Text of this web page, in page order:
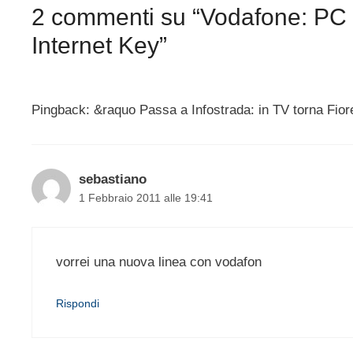
2 commenti su “Vodafone:
Internet Key”
Pingback: &raquo Passa a Infostrada: in TV torna
sebastiano
1 Febbraio 2011 alle 19:41
vorrei una nuova linea con vodafon
Rispondi